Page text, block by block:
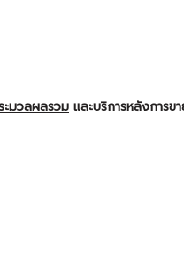
มวลผลรวม และบริการหลังการข